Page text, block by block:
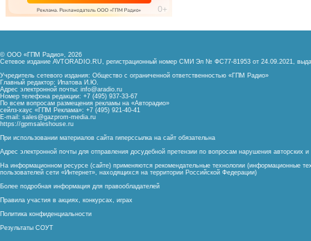
© ООО «ГПМ Радио», 2026
Сетевое издание AVTORADIO.RU, регистрационный номер СМИ Эл № ФС77-81953 от 24.09.2021,
Учредитель сетевого издания: Общество с ограниченной ответственностью «ГПМ Радио»
Главный редактор: Ипатова И.Ю.
Адрес электронной почты: info@aradio.ru
Номер телефона редакции: +7 (495) 937-33-67
По всем вопросам размещения рекламы на «Авторадио»
сейлз-хаус «ГПМ Реклама»: +7 (495) 921-40-41
E-mail: sales@gazprom-media.ru
https://gpmsaleshouse.ru
При использовании материалов сайта гиперссылка на сайт обязательна
Адрес электронной почты для отправления досудебной претензии по вопросам нарушения авторских
На информационном ресурсе (сайте) применяются рекомендательные технологии (информационные
пользователей сети «Интернет», находящихся на территории Российской Федерации)
Более подробная информация для правообладателей
Правила участия в акциях, конкурсах, играх
Политика конфиденциальности
Результаты СОУТ